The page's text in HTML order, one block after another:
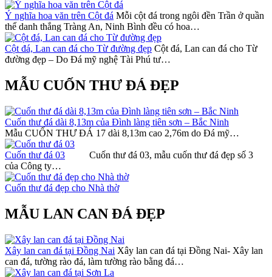
Ý nghĩa hoa văn trên Cột đá Mỗi cột đá trong ngôi đền Trần ở quần
thể danh thắng Tràng An, Ninh Bình đều có hoa…
Cột đá, Lan can đá cho Từ đường đẹp Cột đá, Lan can đá cho Từ
đường đẹp – Do Đá mỹ nghệ Tài Phú tư…
MẪU CUỐN THƯ ĐÁ ĐẸP
Cuốn thư đá dài 8,13m của Đình làng tiên sơn – Bắc Ninh
Mẫu CUỐN THƯ ĐÁ 17 dài 8,13m cao 2,76m do Đá mỹ…
Cuốn thư đá 03 Cuốn thư đá 03, mẫu cuốn thư đá đẹp số 3
của Công ty…
Cuốn thư đá đẹp cho Nhà thờ
MẪU LAN CAN ĐÁ ĐẸP
Xây lan can đá tại Đồng Nai Xây lan can đá tại Đồng Nai- Xây lan
can đá, tường rào đá, làm tường rào bằng đá…